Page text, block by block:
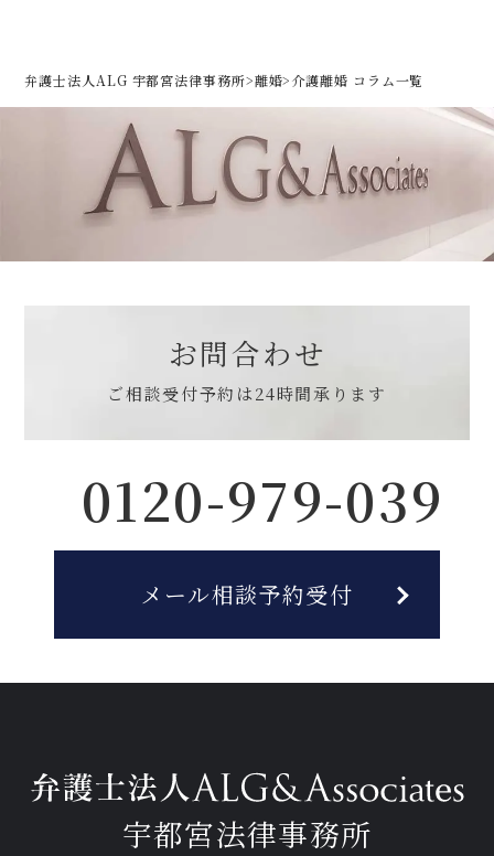
弁護士法人ALG 宇都宮法律事務所>離婚>介護離婚 コラム一覧
お問合わせ
ご相談受付予約は24時間承ります
0120-979-039
メール相談予約受付
宇都宮法律事務所